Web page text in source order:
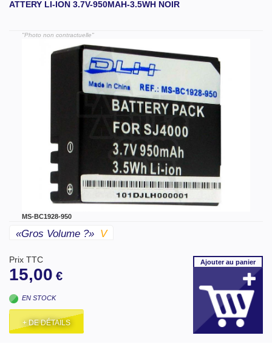
ATTERY LI-ION 3.7V-950MAH-3.5WH NOIR
"Photo non contractuelle"
MS-BC1928-950
«gros Volume ?» V
Prix TTC
15,00 €
EN STOCK
+ DE DÉTAILS
Ajouterau panier